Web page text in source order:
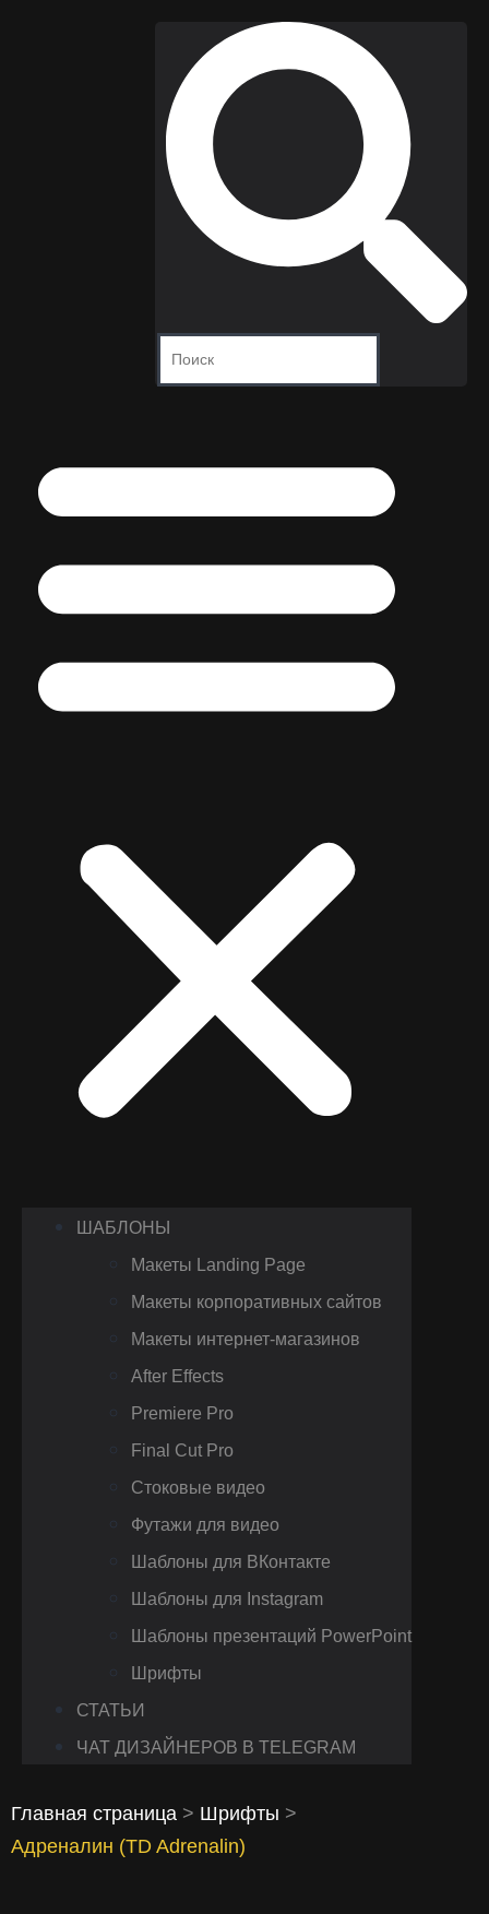
ШАБЛОНЫ
Макеты Landing Page
Макеты корпоративных сайтов
Макеты интернет-магазинов
After Effects
Premiere Pro
Final Cut Pro
Стоковые видео
Футажи для видео
Шаблоны для ВКонтакте
Шаблоны для Instagram
Шаблоны презентаций PowerPoint
Шрифты
СТАТЬИ
ЧАТ ДИЗАЙНЕРОВ В TELEGRAM
Главная страница > Шрифты >
Адреналин (TD Adrenalin)